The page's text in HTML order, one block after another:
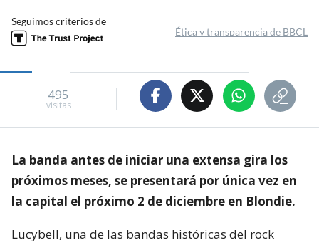
Seguimos criterios de
Ética y transparencia de BBCL
495
visitas
La banda antes de iniciar una extensa gira los
próximos meses, se presentará por única vez en
la capital el próximo 2 de diciembre en Blondie.
Lucybell, una de las bandas históricas del rock